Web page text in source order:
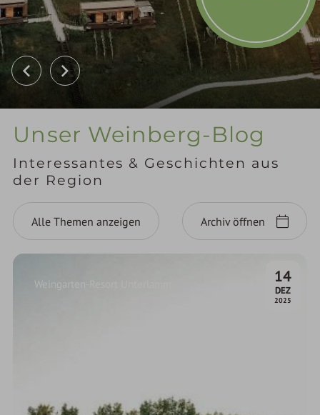
Unser Weinberg-Blog
Interessantes & Geschichten aus
der Region
Alle Themen anzeigen Archiv öffnen
14
DEZ.
2025
Weingarten-Resort Unterlamm